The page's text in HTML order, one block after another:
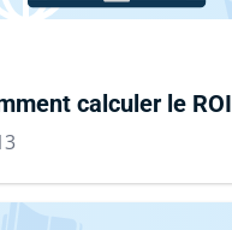
calculer le ROI